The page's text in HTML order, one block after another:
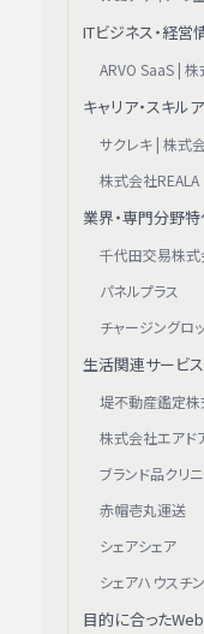
ITビジネス・経営
ARVO SaaS |
キャリア・スキル
サクレキ | 株式
株式会社REALA
業界・専門分野特
千代田交易株式
パネルプラス
チャージングロ
生活関連サービス
堤不動産鑑定
株式会社エアド
ブランド品クリ
赤帽壱丸運送
シェアシェア
シェアハウスチ
目的に合った